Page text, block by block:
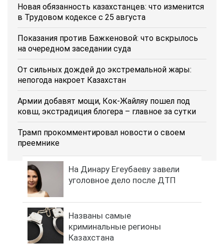
Новая обязанность казахстанцев: что изменится
в Трудовом кодексе с 25 августа
Показания против Бажкеновой: что вскрылось
на очередном заседании суда
От сильных дождей до экстремальной жары:
непогода накроет Казахстан
Армии добавят мощи, Кок-Жайляу пошел под
ковш, экстрадиция блогера – главное за сутки
Трамп прокомментировал новости о своем
преемнике
На Динару Егеубаеву завели
уголовное дело после ДТП
Названы самые
криминальные регионы
Казахстана